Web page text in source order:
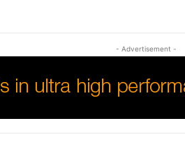
- Advertisement -